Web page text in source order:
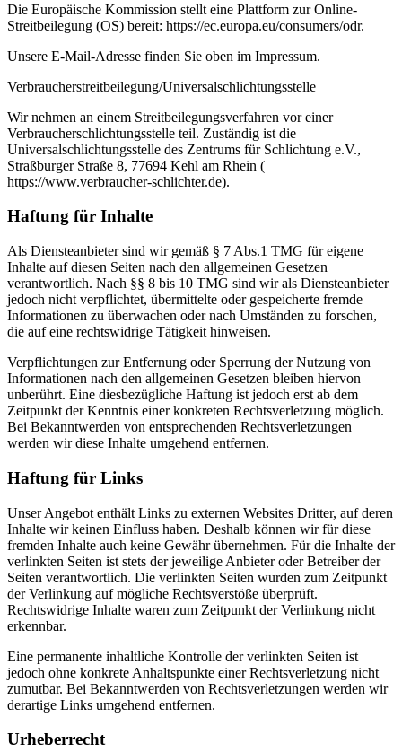
Die Europäische Kommission stellt eine Plattform zur Online-
Streitbeilegung (OS) bereit: https://ec.europa.eu/consumers/odr.
Unsere E-Mail-Adresse finden Sie oben im Impressum.
Verbraucherstreitbeilegung/Universalschlichtungsstelle
Wir nehmen an einem Streitbeilegungsverfahren vor einer
Verbraucherschlichtungsstelle teil. Zuständig ist die
Universalschlichtungsstelle des Zentrums für Schlichtung e.V.,
Straßburger Straße 8, 77694 Kehl am Rhein (
https://www.verbraucher-schlichter.de).
Haftung für Inhalte
Als Diensteanbieter sind wir gemäß § 7 Abs.1 TMG für eigene
Inhalte auf diesen Seiten nach den allgemeinen Gesetzen
verantwortlich. Nach §§ 8 bis 10 TMG sind wir als Diensteanbieter
jedoch nicht verpflichtet, übermittelte oder gespeicherte fremde
Informationen zu überwachen oder nach Umständen zu forschen,
die auf eine rechtswidrige Tätigkeit hinweisen.
Verpflichtungen zur Entfernung oder Sperrung der Nutzung von
Informationen nach den allgemeinen Gesetzen bleiben hiervon
unberührt. Eine diesbezügliche Haftung ist jedoch erst ab dem
Zeitpunkt der Kenntnis einer konkreten Rechtsverletzung möglich.
Bei Bekanntwerden von entsprechenden Rechtsverletzungen
werden wir diese Inhalte umgehend entfernen.
Haftung für Links
Unser Angebot enthält Links zu externen Websites Dritter, auf deren
Inhalte wir keinen Einfluss haben. Deshalb können wir für diese
fremden Inhalte auch keine Gewähr übernehmen. Für die Inhalte der
verlinkten Seiten ist stets der jeweilige Anbieter oder Betreiber der
Seiten verantwortlich. Die verlinkten Seiten wurden zum Zeitpunkt
der Verlinkung auf mögliche Rechtsverstöße überprüft.
Rechtswidrige Inhalte waren zum Zeitpunkt der Verlinkung nicht
erkennbar.
Eine permanente inhaltliche Kontrolle der verlinkten Seiten ist
jedoch ohne konkrete Anhaltspunkte einer Rechtsverletzung nicht
zumutbar. Bei Bekanntwerden von Rechtsverletzungen werden wir
derartige Links umgehend entfernen.
Urheberrecht